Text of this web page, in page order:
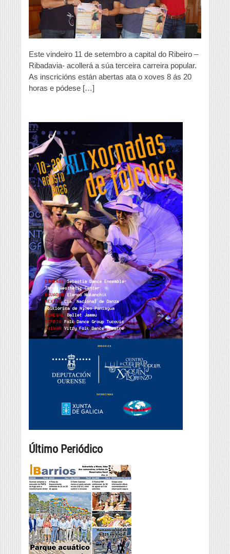
Este vindeiro 11 de setembro a capital do Ribeiro –
Ribadavia- acollerá a súa terceira carreira popular.
As inscricións están abertas ata o xoves 8 ás 20
horas e pódese […]
Último Periódico